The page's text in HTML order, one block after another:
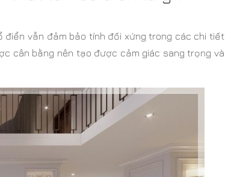
vẫn đảm bảo tính đối xứng trong các chi tiết
cân bằng nên tạo được cảm giác sang trọng và